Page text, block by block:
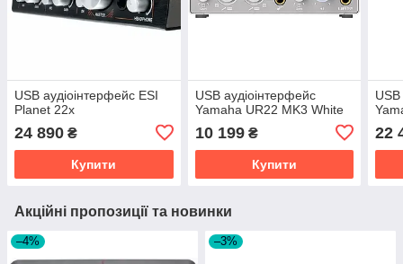
USB аудіоінтерфейс ESI
Planet 22x
24 890 ₴
Купити
USB аудіоінтерфейс
Yamaha UR22 MK3 White
10 199₴
Купити
USB
22
Акційні пропозиції та новинки
–4% –3%